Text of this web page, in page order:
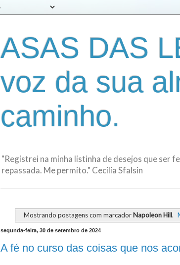
ASAS DAS
voz da sua
caminho.
"Registrei na minha listinha de desejos que ser
repassada. Me permito." Cecilia Sfalsin
Mostrando postagens com marcador Napoleon Hill.
segunda-feira, 30 de setembro de 2024
A fé no curso das coisas que nos